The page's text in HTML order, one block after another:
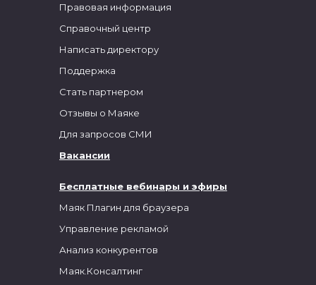
Бесплатные вебинары и эфиры
Маяк Плагин для браузера
Управление рекламой
Анализ конкурентов
Маяк.Консалтинг
Правовая информация
Справочный центр
Написать директору
Поддержка
Стать партнером
Отзывы о Маяке
Для запросов СМИ
Вакансии